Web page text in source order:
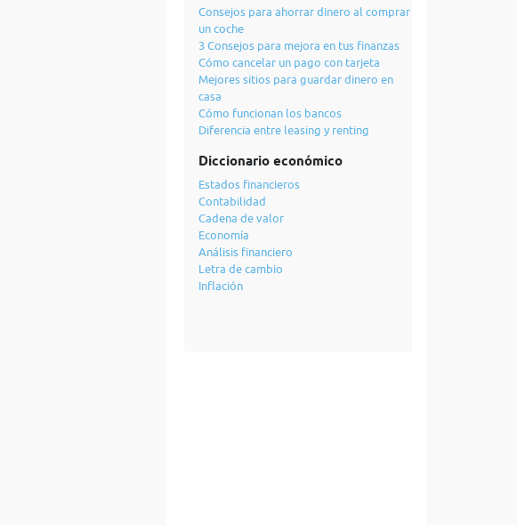
Consejos para ahorrar dinero al comprar
un coche
3 Consejos para mejora en tus finanzas
Cómo cancelar un pago con tarjeta
Mejores sitios para guardar dinero en
casa
Cómo funcionan los bancos
Diferencia entre leasing y renting
Diccionario económico
Estados financieros
Contabilidad
Cadena de valor
Economía
Análisis financiero
Letra de cambio
Inflación